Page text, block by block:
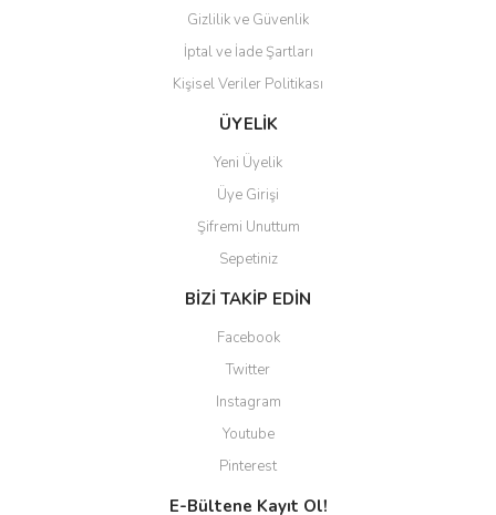
Gönder
Gizlilik ve Güvenlik
İptal ve İade Şartları
Kişisel Veriler Politikası
ÜYELİK
Yeni Üyelik
Üye Girişi
Şifremi Unuttum
Sepetiniz
BİZİ TAKİP EDİN
Facebook
Twitter
Instagram
Youtube
Pinterest
E-Bültene Kayıt Ol!